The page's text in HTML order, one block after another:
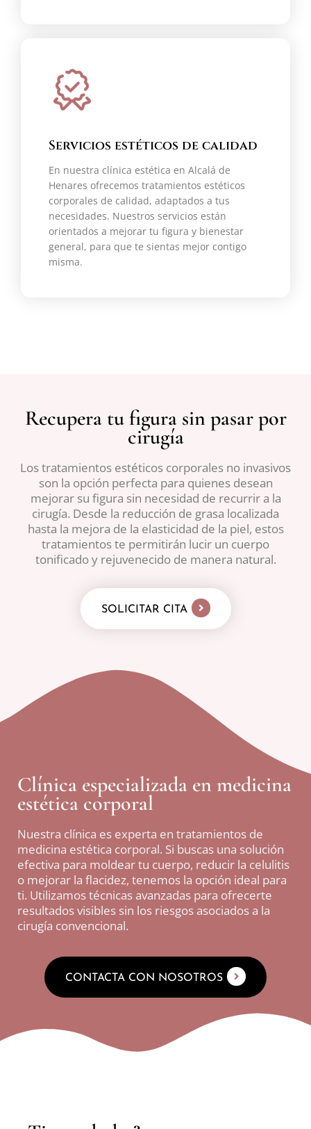
Servicios estéticos de calidad
En nuestra clínica estética en Alcalá de
Henares ofrecemos tratamientos estéticos
corporales de calidad, adaptados a tus
necesidades. Nuestros servicios están
orientados a mejorar tu figura y bienestar
general, para que te sientas mejor contigo
misma.
Recupera tu figura sin pasar por
cirugía
Los tratamientos estéticos corporales no invasivos
son la opción perfecta para quienes desean
mejorar su figura sin necesidad de recurrir a la
cirugía. Desde la reducción de grasa localizada
hasta la mejora de la elasticidad de la piel, estos
tratamientos te permitirán lucir un cuerpo
tonificado y rejuvenecido de manera natural.
SOLICITAR CITA
Clínica especializada en medicina
estética corporal
Nuestra clínica es experta en tratamientos de
medicina estética corporal. Si buscas una solución
efectiva para moldear tu cuerpo, reducir la celulitis
o mejorar la flacidez, tenemos la opción ideal para
ti. Utilizamos técnicas avanzadas para ofrecerte
resultados visibles sin los riesgos asociados a la
cirugía convencional.
CONTACTA CON NOSOTROS